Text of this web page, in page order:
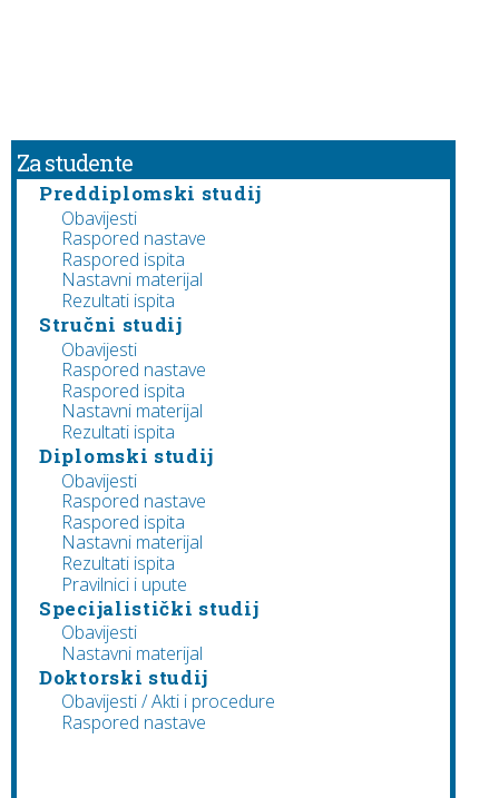
Za studente
Preddiplomski studij
Obavijesti
Raspored nastave
Raspored ispita
Nastavni materijal
Rezultati ispita
Stručni studij
Obavijesti
Raspored nastave
Raspored ispita
Nastavni materijal
Rezultati ispita
Diplomski studij
Obavijesti
Raspored nastave
Raspored ispita
Nastavni materijal
Rezultati ispita
Pravilnici i upute
Specijalistički studij
Obavijesti
Nastavni materijal
Doktorski studij
Obavijesti / Akti i procedure
Raspored nastave